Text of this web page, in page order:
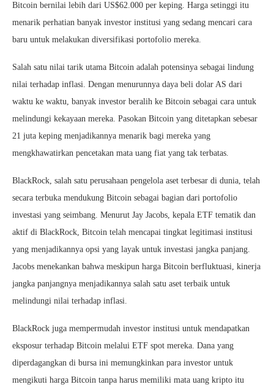
Bitcoin bernilai lebih dari US$62.000 per keping. Harga setinggi itu
menarik perhatian banyak investor institusi yang sedang mencari cara
baru untuk melakukan diversifikasi portofolio mereka.
Salah satu nilai tarik utama Bitcoin adalah potensinya sebagai lindung
nilai terhadap inflasi. Dengan menurunnya daya beli dolar AS dari
waktu ke waktu, banyak investor beralih ke Bitcoin sebagai cara untuk
melindungi kekayaan mereka. Pasokan Bitcoin yang ditetapkan sebesar
21 juta keping menjadikannya menarik bagi mereka yang
mengkhawatirkan pencetakan mata uang fiat yang tak terbatas.
BlackRock, salah satu perusahaan pengelola aset terbesar di dunia, telah
secara terbuka mendukung Bitcoin sebagai bagian dari portofolio
investasi yang seimbang. Menurut Jay Jacobs, kepala ETF tematik dan
aktif di BlackRock, Bitcoin telah mencapai tingkat legitimasi institusi
yang menjadikannya opsi yang layak untuk investasi jangka panjang.
Jacobs menekankan bahwa meskipun harga Bitcoin berfluktuasi, kinerja
jangka panjangnya menjadikannya salah satu aset terbaik untuk
melindungi nilai terhadap inflasi.
BlackRock juga mempermudah investor institusi untuk mendapatkan
eksposur terhadap Bitcoin melalui ETF spot mereka. Dana yang
diperdagangkan di bursa ini memungkinkan para investor untuk
mengikuti harga Bitcoin tanpa harus memiliki mata uang kripto itu